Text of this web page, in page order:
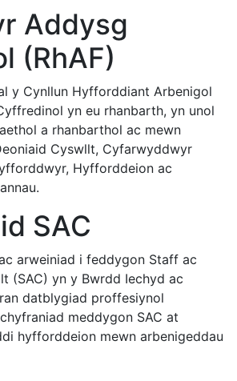
Addysg
(RhAF)
y Cynllun Hyfforddiant Arbenigol
yn eu rhanbarth, yn unol
a rhanbarthol ac mewn
Cyswllt, Cyfarwyddwyr
Hyfforddeion ac
SAC
arweiniad i feddygon Staff ac
(SAC) yn y Bwrdd Iechyd ac
datblygiad proffesiynol
meddygon SAC at
hyfforddeion mewn arbenigeddau